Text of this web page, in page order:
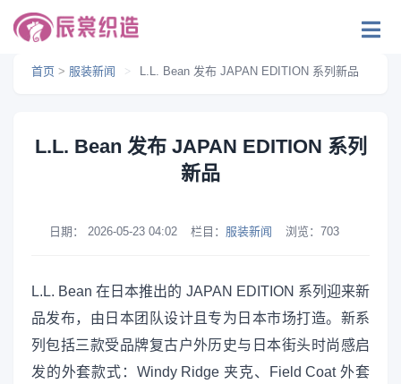
首页 > 服装新闻 > L.L. Bean 发布 JAPAN EDITION 系列新品
L.L. Bean 发布 JAPAN EDITION 系列
新品
日期： 2026-05-23 04:02 栏目： 服装新闻 浏览： 703
L.L. Bean 在日本推出的 JAPAN EDITION 系列迎来新
品发布，由日本团队设计且专为日本市场打造。新系
列包括三款受品牌复古户外历史与日本街头时尚感启
发的外套款式：Windy Ridge 夹克、Field Coat 外套